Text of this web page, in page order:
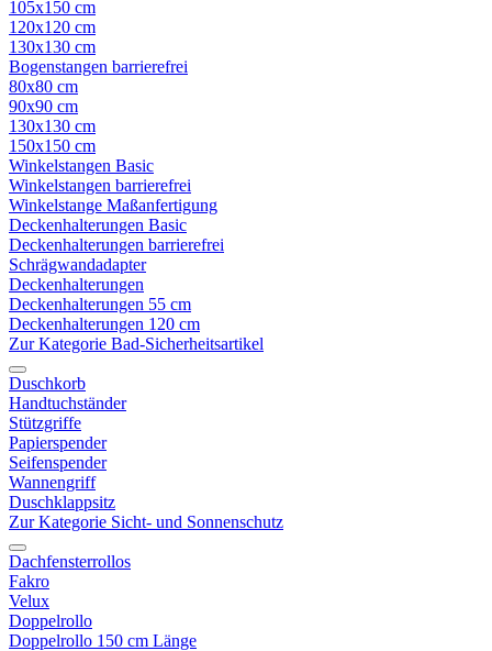
105x150 cm
120x120 cm
130x130 cm
Bogenstangen barrierefrei
80x80 cm
90x90 cm
130x130 cm
150x150 cm
Winkelstangen Basic
Winkelstangen barrierefrei
Winkelstange Maßanfertigung
Deckenhalterungen Basic
Deckenhalterungen barrierefrei
Schrägwandadapter
Deckenhalterungen
Deckenhalterungen 55 cm
Deckenhalterungen 120 cm
Zur Kategorie Bad-Sicherheitsartikel
Duschkorb
Handtuchständer
Stützgriffe
Papierspender
Seifenspender
Wannengriff
Duschklappsitz
Zur Kategorie Sicht- und Sonnenschutz
Dachfensterrollos
Fakro
Velux
Doppelrollo
Doppelrollo 150 cm Länge